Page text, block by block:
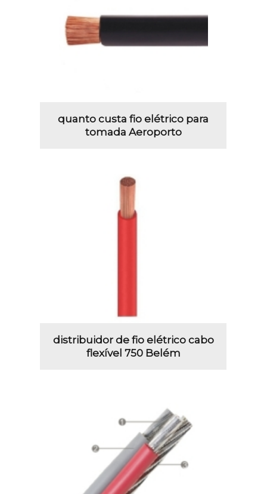
quanto custa fio elétrico para
tomada Aeroporto
distribuidor de fio elétrico cabo
flexível 750 Belém